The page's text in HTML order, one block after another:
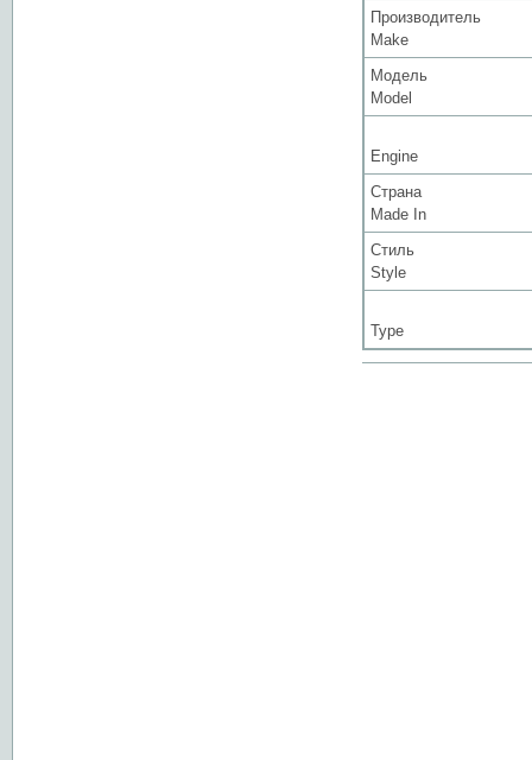
Производитель
Make
Модель
Model
Engine
Страна
Made In
Стиль
Style
Type